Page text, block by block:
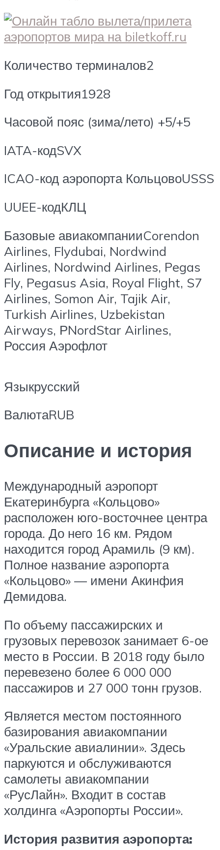
Количество терминалов2
Год открытия1928
Часовой пояс (зима/лето) +5/+5
IATA-кодSVX
ICAO-код аэропорта КольцовоUSSS
UUEE-кодКЛЦ
Базовые авиакомпанииCorendon
Airlines, Flydubai, Nordwind
Airlines, Nordwind Airlines, Pegas
Fly, Pegasus Asia, Royal Flight, S7
Airlines, Somon Air, Tajik Air,
Turkish Airlines, Uzbekistan
Airways, РNordStar Airlines,
Россия Аэрофлот
Языкрусский
ВалютаRUB
Описание и история
Международный аэропорт
Екатеринбурга «Кольцово»
расположен юго-восточнее центра
города. До него 16 км. Рядом
находится город Арамиль (9 км).
Полное название аэропорта
«Кольцово» — имени Акинфия
Демидова.
По объему пассажирских и
грузовых перевозок занимает 6-ое
место в России. В 2018 году было
перевезено более 6 000 000
пассажиров и 27 000 тонн грузов.
Является местом постоянного
базирования авиакомпании
«Уральские авиалинии». Здесь
паркуются и обслуживаются
самолеты авиакомпании
«РусЛайн». Входит в состав
холдинга «Аэропорты России».
История развития аэропорта: